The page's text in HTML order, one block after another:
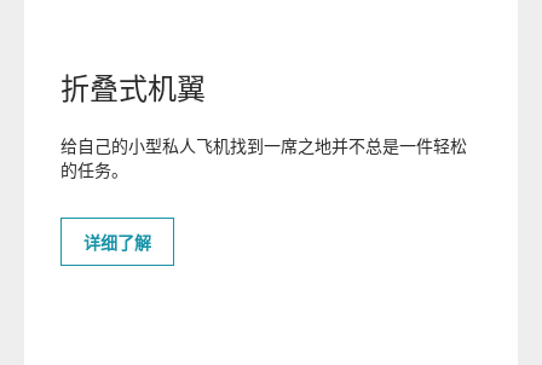
在同级别飞机中, AKOYA的性能配置最佳.如果您有其他特殊要求或
折叠式机翼
给自己的小型私人飞机找到一席之地并不总是一件轻松
的任务。
详细了解